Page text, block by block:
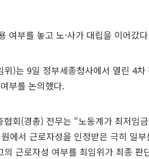
여부를 놓고 노·사가 대립을 이어갔
위)는 9일 정부세종청사에서 열린 4
부를 논의했다.
회(경총) 전무는 “노동계가 최저임
에서 근로자성을 인정받은 극히 일
의 근로자성 여부를 최임위가 최종 판